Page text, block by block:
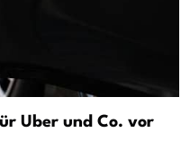
Uber und Co. vor